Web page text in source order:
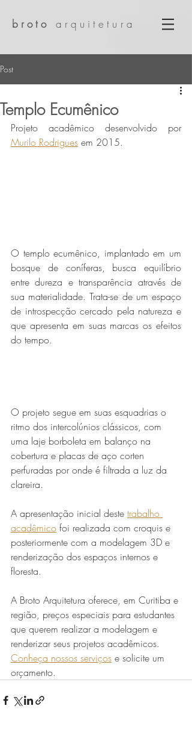
broto arquitetura
Post
Templo Ecumênico
Projeto acadêmico desenvolvido por
Murilo Rodrigues em 2015.
O templo ecumênico, implantado em um
bosque de coníferas, busca equilíbrio
entre dureza e transparência através de
sua materialidade. Trata-se de um espaço
de introspecção cercado pela natureza e
que apresenta em suas marcas os efeitos
do tempo.
O projeto segue em suas esquadrias o
ritmo dos intercolúnios clássicos, com
uma laje borboleta em balanço na
cobertura e placas de aço corten
perfuradas por onde é filtrada a luz da
clareira.
A apresentação inicial deste trabalho
acadêmico foi realizada com croquis e
posteriormente com a modelagem 3D e
renderização dos espaços internos e
floresta.
A Broto Arquitetura oferece, em Curitiba e
região, preços especiais para estudantes
que querem realizar a modelagem e
renderizar seus projetos acadêmicos.
Conheça nossos serviços e solicite um
orçamento.